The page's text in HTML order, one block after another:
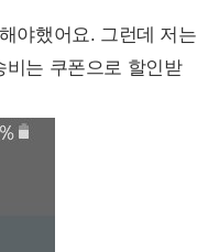
야했어요. 그런데 저는
비는 쿠폰으로 할인받